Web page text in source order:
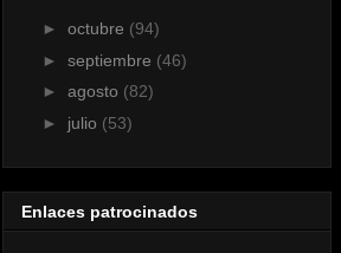
► octubre (94)
► septiembre (46)
► agosto (82)
► julio (53)
Enlaces patrocinados